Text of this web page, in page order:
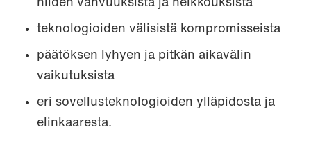
niiden vahvuuksista ja heikkouksista
teknologioiden välisistä kompromisseista
päätöksen lyhyen ja pitkän aikavälin
vaikutuksista
eri sovellusteknologioiden ylläpidosta ja
elinkaaresta.